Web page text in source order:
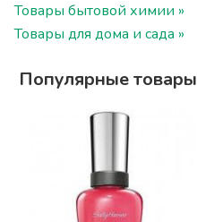
Товары бытовой химии »
Товары для дома и сада »
Популярные товары